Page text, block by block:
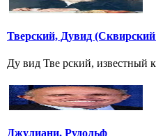
Тверский, Дувид (Сквирский
Джулиани, Рудольф